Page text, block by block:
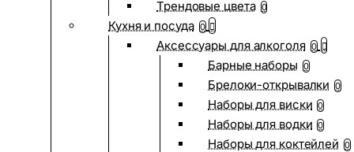
Трендовые цвета 0
Кухня и посуда 0
Аксессуары для алкоголя 0
Барные наборы 0
Брелоки-открывалки 0
Наборы для виски 0
Наборы для водки 0
Наборы для коктейлей 0